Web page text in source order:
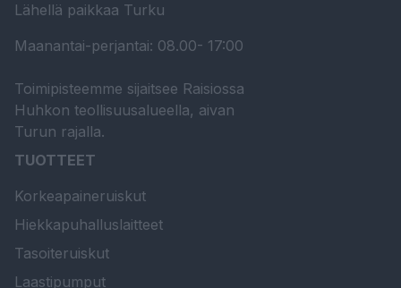
Lähellä paikkaa Turku
Maanantai-perjantai: 08.00- 17:00
Toimipisteemme sijaitsee Raisiossa
Huhkon teollisuusalueella, aivan
Turun rajalla.
TUOTTEET
Korkeapaineruiskut
Hiekkapuhalluslaitteet
Tasoiteruiskut
Laastipumput